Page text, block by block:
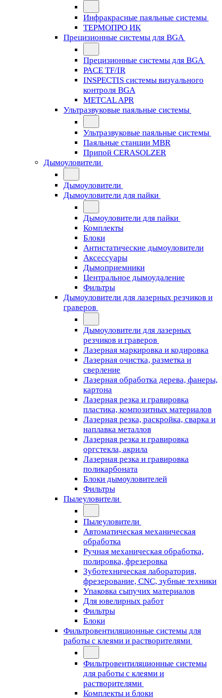
Инфракрасные паяльные системы
ТЕРМОПРО ИК
Прецизионные системы для BGA
Прецизионные системы для BGA
PACE TF/IR
INSPECTIS системы визуального
контроля BGA
METCAL APR
Ультразвуковые паяльные системы
Ультразвуковые паяльные системы
Паяльные станции MBR
Припой CERASOLZER
Дымоуловители
Дымоуловители
Дымоуловители для пайки
Дымоуловители для пайки
Комплекты
Блоки
Антистатические дымоуловители
Аксессуары
Дымоприемники
Центральное дымоудаление
Фильтры
Дымоуловители для лазерных резчиков и
граверов
Дымоуловители для лазерных
резчиков и граверов
Лазерная маркировка и кодировка
Лазерная очистка, разметка и
сверление
Лазерная обработка дерева, фанеры,
картона
Лазерная резка и гравировка
пластика, композитных материалов
Лазерная резка, раскройка, сварка и
наплавка металлов
Лазерная резка и гравировка
оргстекла, акрила
Лазерная резка и гравировка
поликарбоната
Блоки дымоуловителей
Фильтры
Пылеуловители
Пылеуловители
Автоматическая механическая
обработка
Ручная механическая обработка,
полировка, фрезеровка
Зуботехническая лаборатория,
фрезерование, CNC, зубные техники
Упаковка сыпучих материалов
Для ювелирных работ
Фильтры
Блоки
Фильтровентиляционные системы для
работы с клеями и растворителями
Фильтровентиляционные системы
для работы с клеями и
растворителями
Комплекты и блоки